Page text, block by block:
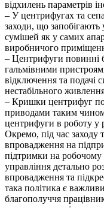
відхилень параметрів
– У центрифугах та
заходи, що
сумішей як у самих
виробничого
– Центрифуги повинні
гальмівними
відключення та подачі
нестабільного
– Кришки центрифуг
приводами таким
центрифуги в роботу у
Окремо, під час заходу
впровадження на
підтримки на робочому
управління детально
впровадження та
така політика є
благополуччя